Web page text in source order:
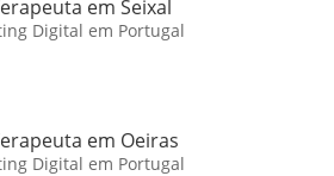
em Seixal
Digital em Portugal
em Oeiras
Digital em Portugal